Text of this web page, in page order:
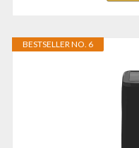
BESTSELLER NO. 6